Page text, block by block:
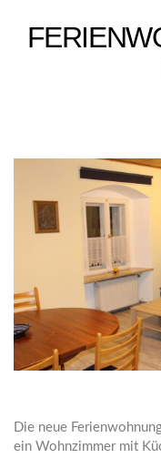
Die neue
ein Wohnzimmer mit